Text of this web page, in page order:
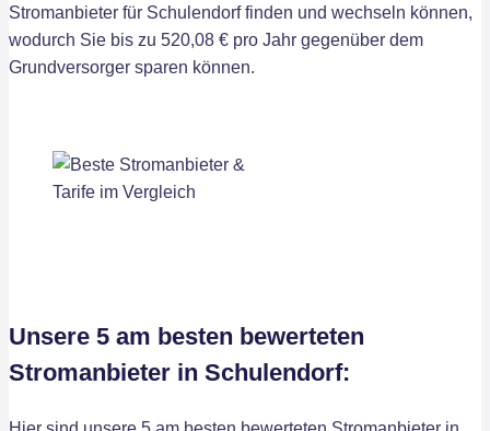
Stromanbieter für Schulendorf finden und wechseln können,
wodurch Sie bis zu 520,08 € pro Jahr gegenüber dem
Grundversorger sparen können.
Unsere 5 am besten bewerteten
Stromanbieter in Schulendorf: